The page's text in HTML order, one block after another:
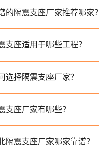
的隔震支座厂家推荐哪家？
支座适用于哪些工程？
选择隔震支座厂家？
支座厂家有哪些？
隔震支座厂家哪家靠谱？